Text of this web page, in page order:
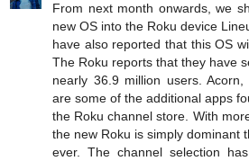
From next month onwards, we
new OS into the Roku device
have also reported that this OS
The Roku reports that they have
nearly 36.9 million users.
are some of the additional apps
the Roku channel store. With
the new Roku is simply dominant
ever. The channel selection